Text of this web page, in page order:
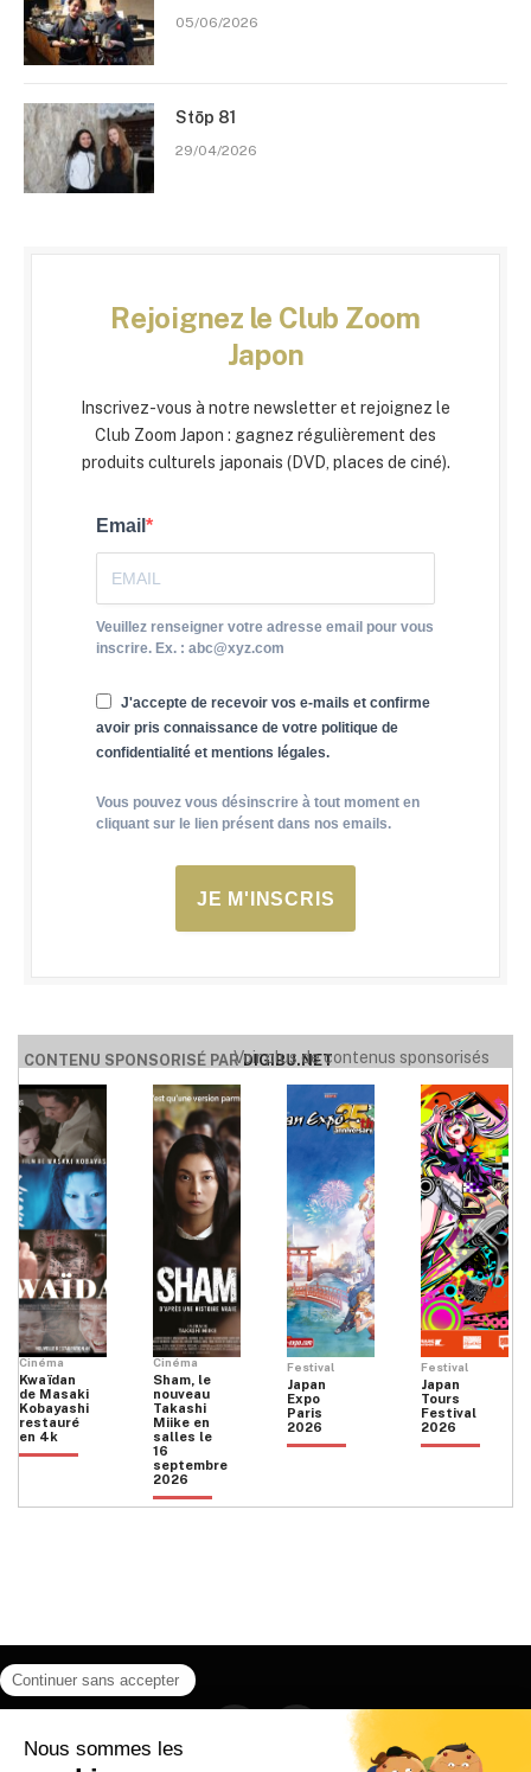
05/06/2026
Stōp 81
29/04/2026
Rejoignez le Club Zoom
Japon
Inscrivez-vous à notre newsletter et rejoignez le
Club Zoom Japon : gagnez régulièrement des
produits culturels japonais (DVD, places de ciné).
Email
Veuillez renseigner votre adresse email pour vous
inscrire. Ex. : abc@xyz.com
J'accepte de recevoir vos e-mails et confirme
avoir pris connaissance de votre politique de
confidentialité et mentions légales.
Vous pouvez vous désinscrire à tout moment en
cliquant sur le lien présent dans nos emails.
JE M'INSCRIS
CONTENU SPONSORISÉ PARDIGIBU.NET
Voir plus de contenus sponsorisés
Cinéma
Kwaïdan
de Masaki
Kobayashi
restauré
en 4k
Cinéma
Sham, le
nouveau
Takashi
Miike en
salles le
16
septembre
2026
Festival
Japan
Expo
Paris
2026
Festival
Japan
Tours
Festival
2026
Instagram